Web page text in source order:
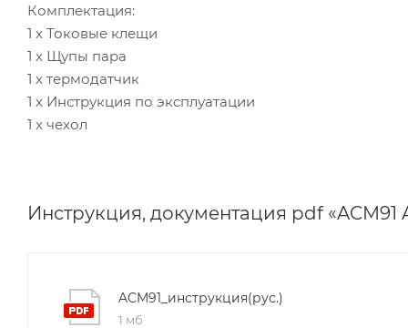
Комплектация:
1 x Токовые клещи
1 x Щупы пара
1 x термодатчик
1 x Инструкция по эксплуатации
1 x чехол
Инструкция, документация pdf
ACM91_инструкция(рус.)
1 мб